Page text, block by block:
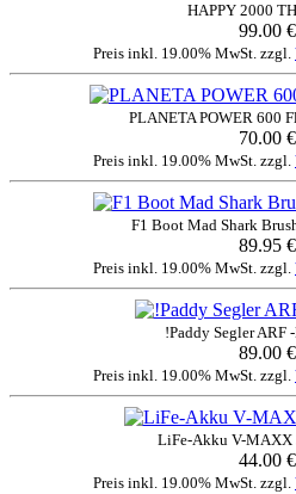
HAPPY 2000
99.00 €
Preis inkl. 19.00% MwSt. zzgl.
PLANETA POWER 600
70.00 €
Preis inkl. 19.00% MwSt. zzgl.
F1 Boot Mad Shark
89.95 €
Preis inkl. 19.00% MwSt. zzgl.
!Paddy Segler ARF
89.00 €
Preis inkl. 19.00% MwSt. zzgl.
LiFe-Akku V-MAXX
44.00 €
Preis inkl. 19.00% MwSt. zzgl.